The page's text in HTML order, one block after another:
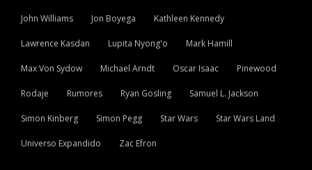
John Williams Jon Boyega Kathleen Kennedy
Lawrence Kasdan Lupita Nyong'o Mark Hamill
Max Von Sydow Michael Arndt Oscar Isaac Pinewood
Rodaje Rumores Ryan Gosling Samuel L. Jackson
Simon Kinberg Simon Pegg Star Wars Star Wars Land
Universo Expandido Zac Efron